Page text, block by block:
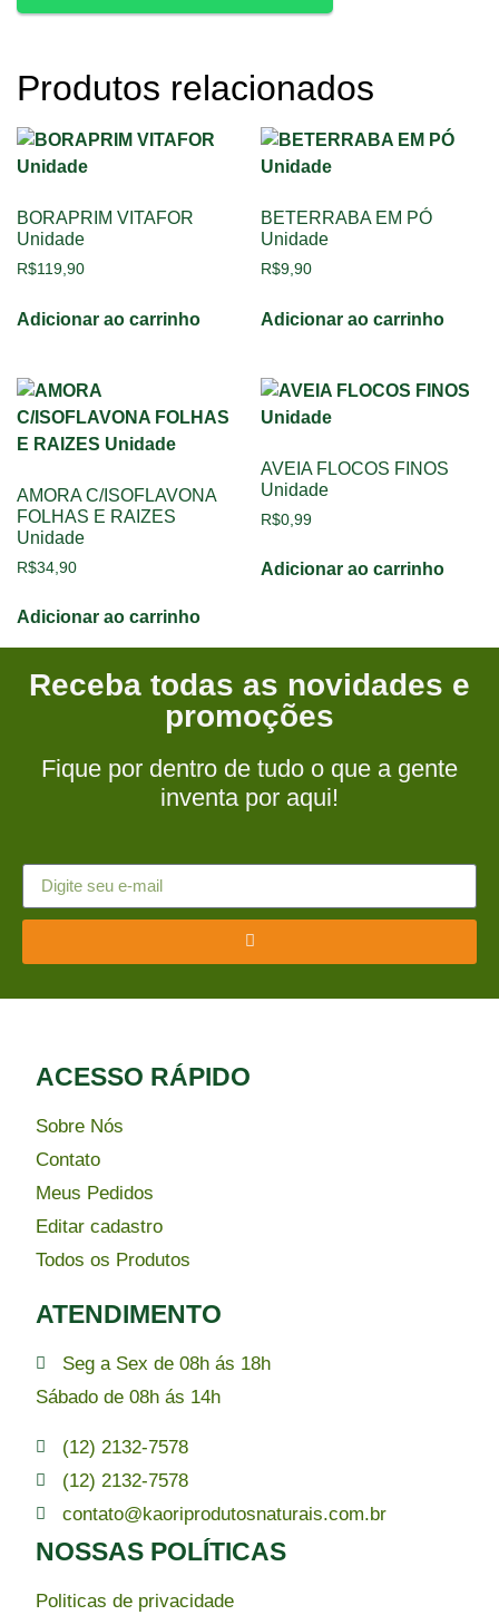
Produtos relacionados
BORAPRIM VITAFOR
Unidade
R$119,90
Adicionar ao carrinho
BETERRABA EM PÓ
Unidade
R$9,90
Adicionar ao carrinho
AMORA C/ISOFLAVONA
FOLHAS E RAIZES
Unidade
R$34,90
Adicionar ao carrinho
AVEIA FLOCOS FINOS
Unidade
R$0,99
Adicionar ao carrinho
Receba todas as novidades e
promoções
Fique por dentro de tudo o que a gente
inventa por aqui!
ACESSO RÁPIDO​
Sobre Nós
Contato
Meus Pedidos
Editar cadastro
Todos os Produtos
ATENDIMENTO
Seg a Sex de 08h ás 18h
Sábado de 08h ás 14h
(12) 2132-7578
(12) 2132-7578
contato@kaoriprodutosnaturais.com.br
NOSSAS POLÍTICAS
Politicas de privacidade